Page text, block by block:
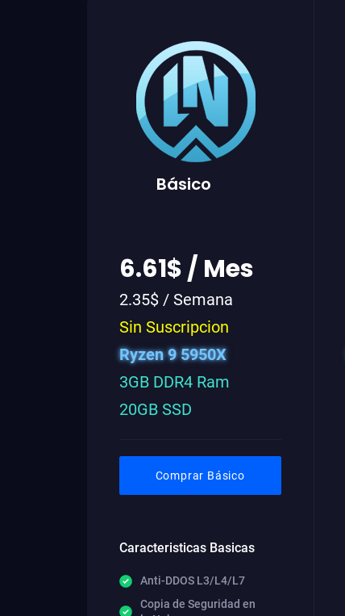
Básico
6.61$ / Mes
2.35$ / Semana
Sin Suscripcion
Ryzen 9 5950X
3GB DDR4 Ram
20GB SSD
Comprar Básico
Caracteristicas Basicas
Anti-DDOS L3/L4/L7
Copia de Seguridad en